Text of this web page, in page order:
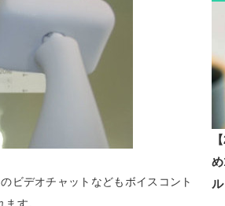
ビデオチャットなどもボイスコント
す。